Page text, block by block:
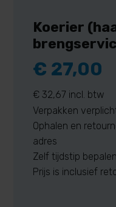
Koerier
€ 27,00
€ 32,67 incl. btw
Verpakken
Ophalen en
adres
Zelf tijdstip bepalen
Prijs is inclusief